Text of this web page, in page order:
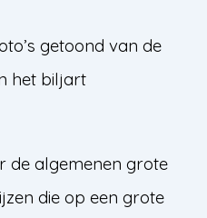
getoond van de
het biljart
de algemenen grote
die op een grote